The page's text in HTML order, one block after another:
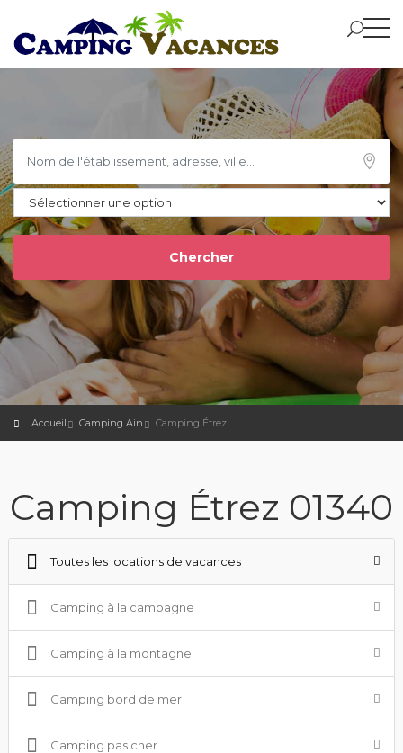
Accueil Camping Ain Camping Étrez
Camping Étrez 01340
Toutes les locations de vacances
Camping à la campagne
Camping à la montagne
Camping bord de mer
Camping pas cher